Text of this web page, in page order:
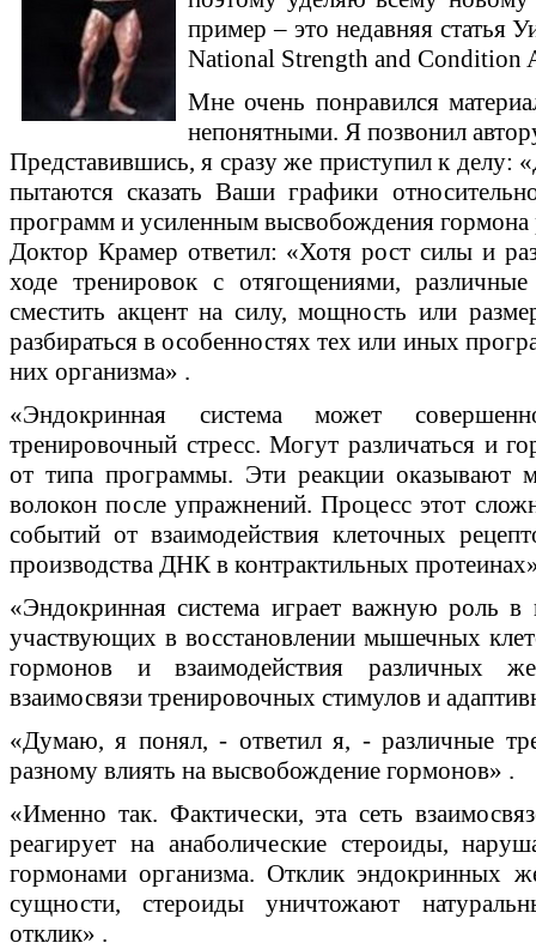
пример – это недавняя статья
National Strength and Condition
Мне очень понравился
непонятными. Я позвонил
Представившись, я сразу же приступил к делу:
пытаются сказать Ваши графики
программ и усиленным высвобождения
Доктор Крамер ответил: «Хотя рост силы и
ходе тренировок с отягощениями,
сместить акцент на силу, мощность или
разбираться в особенностях тех или иных
них организма» .
«Эндокринная система может
тренировочный стресс. Могут различаться и
от типа программы. Эти реакции оказывают
волокон после упражнений. Процесс этот
событий от взаимодействия клеточных
производства ДНК в контрактильных
«Эндокринная система играет важную роль в
участвующих в восстановлении мышечных
гормонов и взаимодействия различных
взаимосвязи тренировочных стимулов и
«Думаю, я понял, - ответил я, - различные
разному влиять на высвобождение гормонов» .
«Именно так. Фактически, эта сеть
реагирует на анаболические стероиды,
гормонами организма. Отклик эндокринных
сущности, стероиды уничтожают
отклик» .